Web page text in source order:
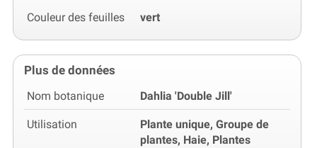
Couleur des feuilles vert
Plus de données
Nom botanique Dahlia 'Double Jill'
Utilisation
Plante unique, Groupe de
plantes, Haie, Plantes